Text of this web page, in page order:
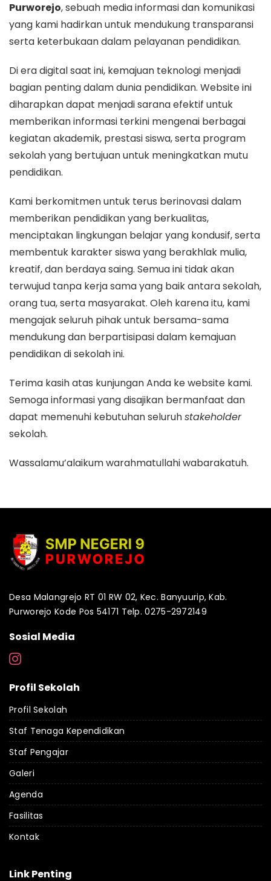
Purworejo, sebuah media informasi dan komunikasi
yang kami hadirkan untuk mendukung transparansi
serta keterbukaan dalam pelayanan pendidikan.
Di era digital saat ini, kemajuan teknologi menjadi
bagian penting dalam dunia pendidikan. Website ini
diharapkan dapat menjadi sarana efektif untuk
memberikan informasi terkini mengenai berbagai
kegiatan akademik, prestasi siswa, serta program
sekolah yang bertujuan untuk meningkatkan mutu
pendidikan.
Kami berkomitmen untuk terus berinovasi dalam
memberikan pendidikan yang berkualitas,
menciptakan lingkungan belajar yang kondusif, serta
membentuk karakter siswa yang berakhlak mulia,
kreatif, dan berdaya saing. Semua ini tidak akan
terwujud tanpa kerja sama yang baik antara sekolah,
orang tua, serta masyarakat. Oleh karena itu, kami
mengajak seluruh pihak untuk bersama-sama
mendukung dan berpartisipasi dalam kemajuan
pendidikan di sekolah ini.
Terima kasih atas kunjungan Anda ke website kami.
Semoga informasi yang disajikan bermanfaat dan
dapat memenuhi kebutuhan seluruhstakeholder
sekolah.
Wassalamu’alaikum warahmatullahi wabarakatuh.
Desa Malangrejo RT 01 RW 02, Kec. Banyuurip, Kab.
Purworejo Kode Pos 54171 Telp. 0275-2972149
Sosial Media
Profil Sekolah
Profil Sekolah
Staf Tenaga Kependidikan
Staf Pengajar
Galeri
Agenda
Fasilitas
Kontak
Link Penting